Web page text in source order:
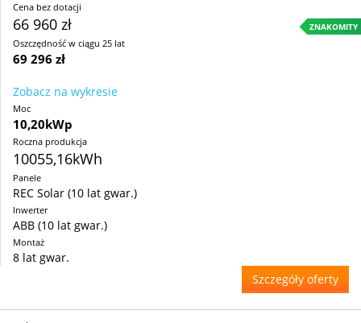
Cena bez dotacji
66 960 zł ZNAKOMITY
Oszczędność w ciągu 25 lat
69 296 zł
Zobacz na wykresie
Moc
10,20kWp
Roczna produkcja
10055,16kWh
Panele
REC Solar (10 lat gwar.)
Inwerter
ABB (10 lat gwar.)
Montaż
8 lat gwar.
Szczegóły oferty